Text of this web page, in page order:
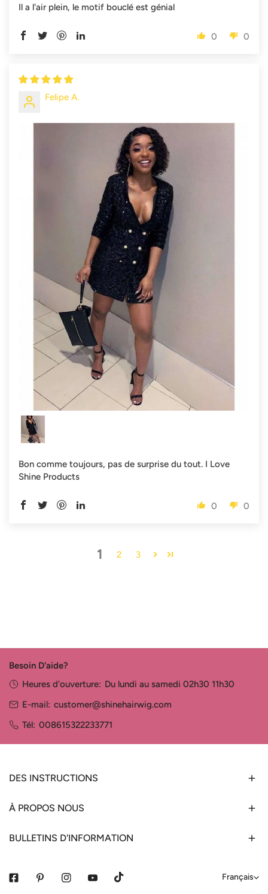
Il a l'air plein, le motif bouclé est génial
0 0
Felipe A.
Bon comme toujours, pas de surprise du tout. I Love
Shine Products
0 0
1 2 3
Besoin D'aide?
Heures d'ouverture: Du lundi au samedi 02h30 11h30
E-mail: customer@shinehairwig.com
Tél: 008615322233771
DES INSTRUCTIONS
À PROPOS NOUS
BULLETINS D'INFORMATION
L
Français